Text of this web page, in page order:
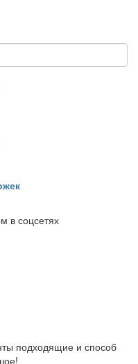
в соцсетях
подходящие и способ